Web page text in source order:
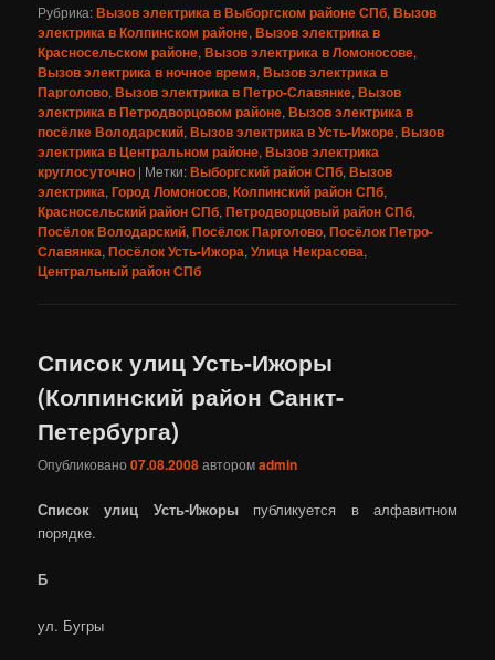
Рубрика:Вызов электрика в Выборгском районе СПб,Вызов
электрика в Колпинском районе,Вызов электрика в
Красносельском районе,Вызов электрика в Ломоносове,
Вызов электрика в ночное время,Вызов электрика в
Парголово,Вызов электрика в Петро-Славянке,Вызов
электрика в Петродворцовом районе,Вызов электрика в
посёлке Володарский,Вызов электрика в Усть-Ижоре,Вызов
электрика в Центральном районе,Вызов электрика
круглосуточно | Метки:Выборгский район СПб,Вызов
электрика,Город Ломоносов,Колпинский район СПб,
Красносельский район СПб,Петродворцовый район СПб,
Посёлок Володарский,Посёлок Парголово,Посёлок Петро-
Славянка,Посёлок Усть-Ижора,Улица Некрасова,
Центральный район СПб
Список улиц Усть-Ижоры
(Колпинский район Санкт-
Петербурга)
Опубликовано07.08.2008авторомadmin
Список улиц Усть-Ижорыпубликуется в алфавитном
порядке.
Б
ул. Бугры